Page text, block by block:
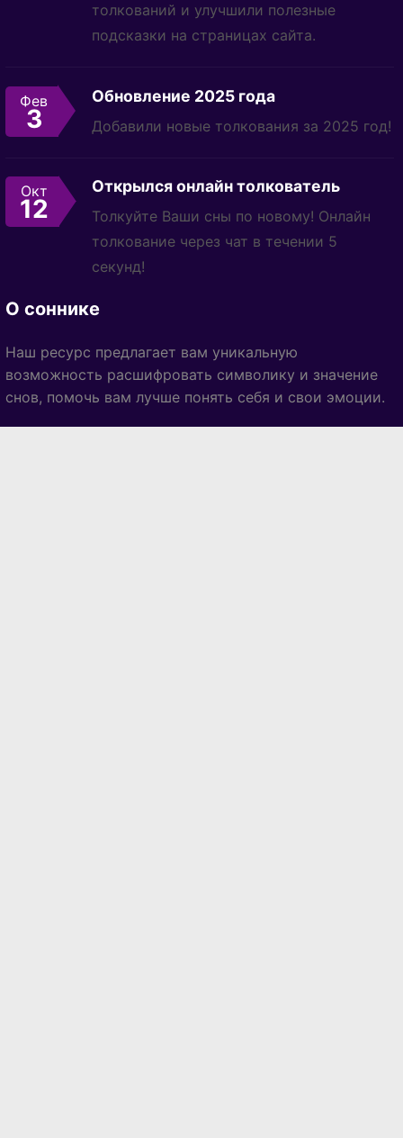
толкований и улучшили полезные
подсказки на страницах сайта.
Фев
3
Обновление 2025 года
Добавили новые толкования за 2025 год!
Окт
12
Открылся онлайн толкователь
Толкуйте Ваши сны по новому! Онлайн
толкование через чат в течении 5
секунд!
О соннике
Наш ресурс предлагает вам уникальную
возможность расшифровать символику и значение
снов, помочь вам лучше понять себя и свои эмоции.